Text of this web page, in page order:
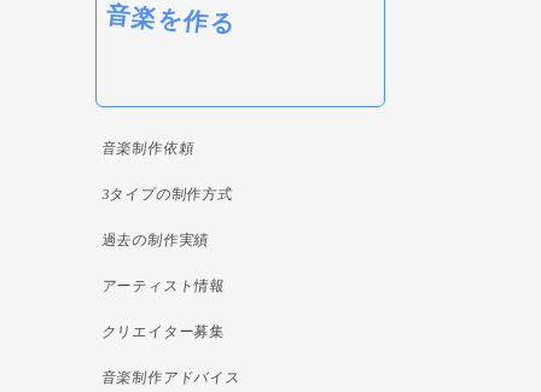
音楽を作る
音楽制作依頼
3タイプの制作方式
過去の制作実績
アーティスト情報
クリエイター募集
音楽制作アドバイス